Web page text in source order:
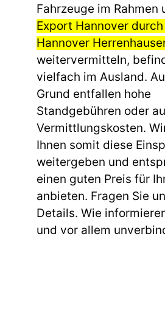
Fahrzeuge im Rahmen
Export Hannover
Hannover
weitervermitteln,
vielfach im Ausland.
Grund entfallen hohe
Standgebühren oder
Vermittlungskosten.
Ihnen somit diese
weitergeben und
einen guten Preis für
anbieten. Fragen Sie
Details. Wie
und vor allem